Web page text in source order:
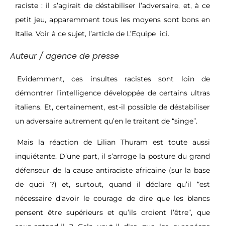
raciste : il s’agirait de déstabiliser l’adversaire, et, à ce
petit jeu, apparemment tous les moyens sont bons en
Italie. Voir à ce sujet, l’article de L’Equipe ici.
Auteur / agence de presse
Evidemment, ces insultes racistes sont loin de
démontrer l’intelligence développée de certains ultras
italiens. Et, certainement, est-il possible de déstabiliser
un adversaire autrement qu’en le traitant de “singe”.
Mais la réaction de Lilian Thuram est toute aussi
inquiétante. D’une part, il s’arroge la posture du grand
défenseur de la cause antiraciste africaine (sur la base
de quoi ?) et, surtout, quand il déclare qu’il “est
nécessaire d’avoir le courage de dire que les blancs
pensent être supérieurs et qu’ils croient l’être”, que